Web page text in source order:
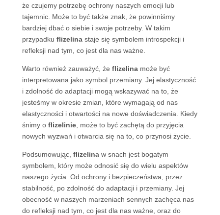
że czujemy potrzebę ochrony naszych emocji lub
tajemnic. Może to być także znak, że powinniśmy
bardziej dbać o siebie i swoje potrzeby. W takim
przypadku flizelinastaje się symbolem introspekcji i
refleksji nad tym, co jest dla nas ważne.
Warto również zauważyć, że flizelinamoże być
interpretowana jako symbol przemiany. Jej elastyczność
i zdolność do adaptacji mogą wskazywać na to, że
jesteśmy w okresie zmian, które wymagają od nas
elastyczności i otwartości na nowe doświadczenia. Kiedy
śnimy o flizelinie, może to być zachętą do przyjęcia
nowych wyzwań i otwarcia się na to, co przynosi życie.
Podsumowując, flizelinaw snach jest bogatym
symbolem, który może odnosić się do wielu aspektów
naszego życia. Od ochrony i bezpieczeństwa, przez
stabilność, po zdolność do adaptacji i przemiany. Jej
obecność w naszych marzeniach sennych zachęca nas
do refleksji nad tym, co jest dla nas ważne, oraz do